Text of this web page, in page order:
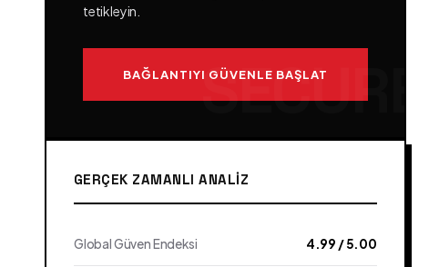
tetikleyin.
BAĞLANTIYI GÜVENLE BAŞLAT
GERÇEK ZAMANLI ANALIZ
Global Güven Endeksi 4.99 / 5.00